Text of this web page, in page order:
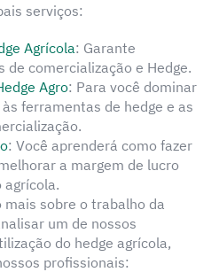
serviços:
Agrícola: Garante
de comercialização e Hedge.
Agro: Para você dominar
ferramentas de hedge e as
: Você aprenderá como fazer
a margem de lucro
agrícola.
sobre o trabalho da
um de nossos
do hedge agrícola,
profissionais: